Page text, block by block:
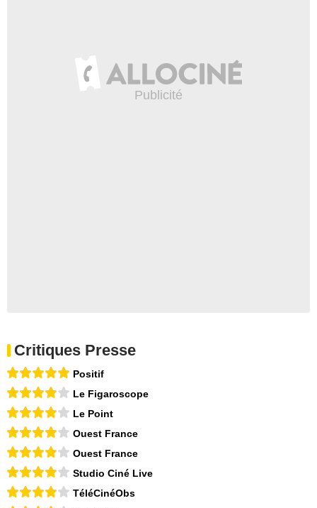
Critiques Presse
Positif
Le Figaroscope
Le Point
Ouest France
Ouest France
Studio Ciné Live
TéléCinéObs